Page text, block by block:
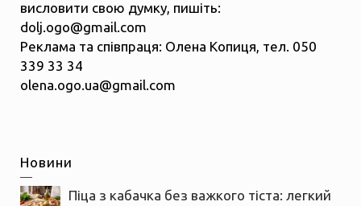
висловити свою думку, пишіть:
dolj.ogo@gmail.com
Реклама та співпраця: Олена Копиця, тел. 050
339 33 34
olena.ogo.ua@gmail.com
Новини
Піца з кабачка без важкого тіста: легкий